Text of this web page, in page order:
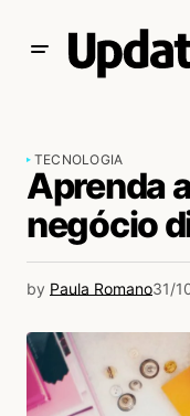
TECNOLOGIA
Aprenda
negócio
by Paula Romano31/